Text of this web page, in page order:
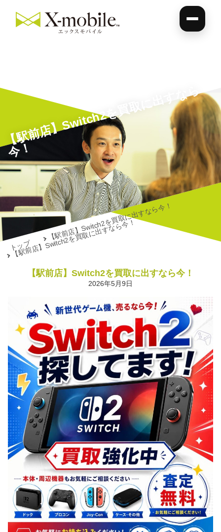
【
駅
前
店
】
S
wi
t
c
h
2
を
買
取
に
出
す
な
ら
今
！
トップ
【駅前店】Switch2を買取に出すなら今！
【駅前店】Switch2を買取に出すなら今！
【駅前店】Switch2を買取に出すなら今！
2026年5月9日